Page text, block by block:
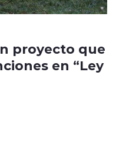
proyecto que
en “Ley